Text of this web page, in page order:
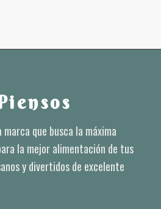
que busca la máxima
la mejor alimentación de tus
y divertidos de excelente